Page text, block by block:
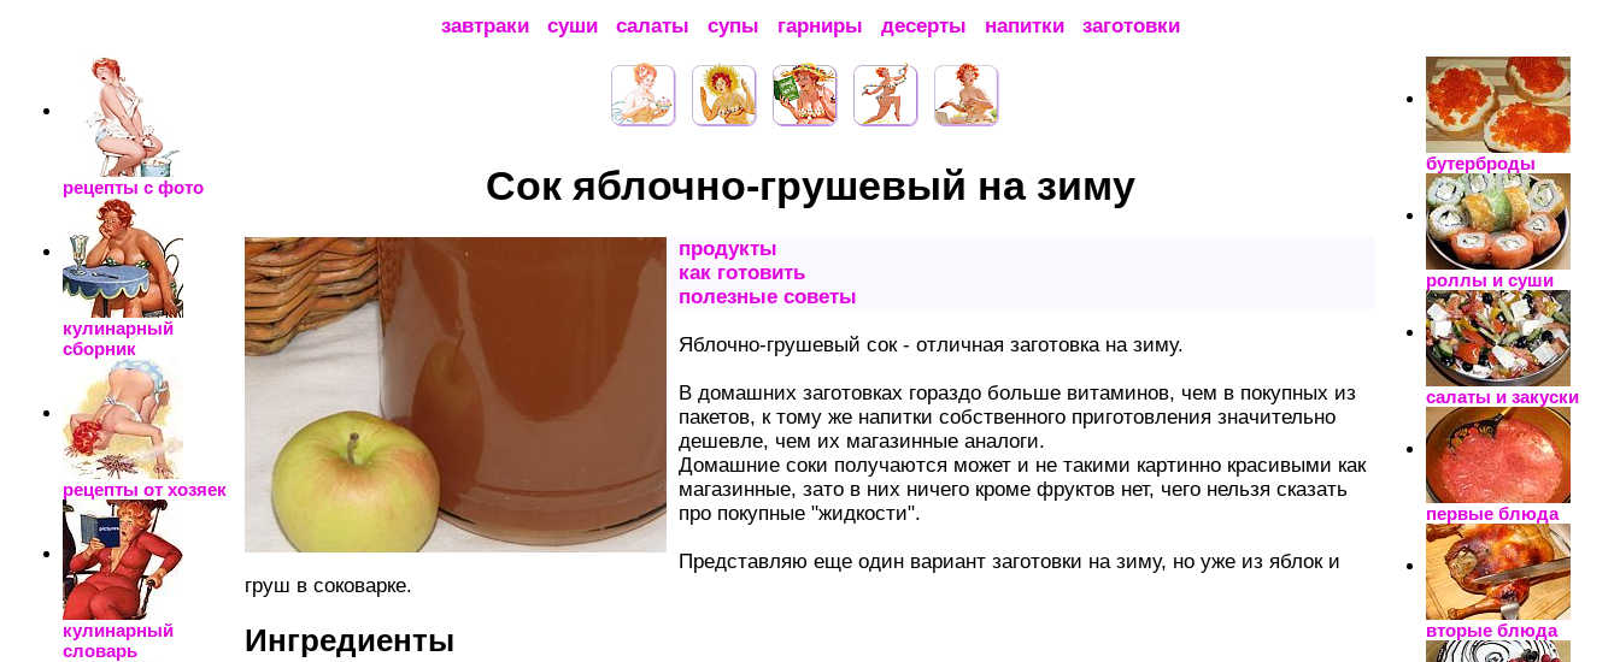
рецепты с фото
кулинарный
сборник
рецепты от хозяек
кулинарный
словарь
завтраки суши салаты супы гарниры десерты напитки заготовки
Сок яблочно-грушевый на зиму
продукты
как готовить
полезные советы
Яблочно-грушевый сок - отличная заготовка на зиму.
В домашних заготовках гораздо больше витаминов, чем в покупных из
пакетов, к тому же напитки собственного приготовления значительно
дешевле, чем их магазинные аналоги.
Домашние соки получаются может и не такими картинно красивыми как
магазинные, зато в них ничего кроме фруктов нет, чего нельзя сказать
про покупные "жидкости".
Представляю еще один вариант заготовки на зиму, но уже из яблок и
груш в соковарке.
Ингредиенты
бутерброды
роллы и суши
салаты и закуски
первые блюда
вторые блюда